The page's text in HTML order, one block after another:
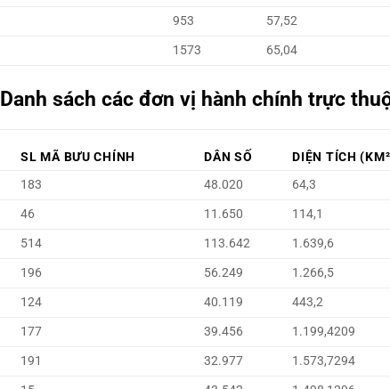
953 57,52
1573 65,04
Danh sách các đơn vị hành chính trực
SL MÃ BƯU CHÍNH DÂN SỐ DIỆN TÍCH
183 48.020 64,3
46 11.650 114,1
514 113.642 1.639,6
196 56.249 1.266,5
124 40.119 443,2
177 39.456 1.199,4209
191 32.977 1.573,7294